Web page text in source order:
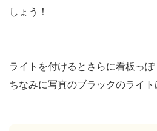
しょう！
ライトを付けるとさらに看板っぽ
ちなみに写真のブラックのライト